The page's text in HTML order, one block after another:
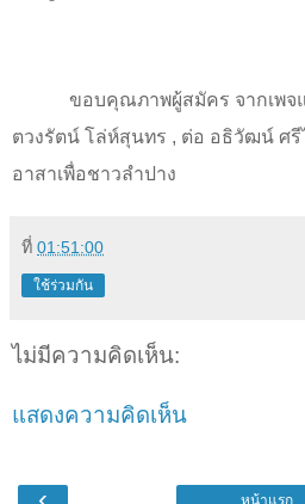
ขอบคุณภาพผู้สมัคร จากเพจ
ตวงรัตน์ โล่ห์สุนทร , ต่อ อธิวัฒน์ ศ
อาสาเพื่อชาวลำปาง
ที่ 01:51:00
ใช้ร่วมกัน
ไม่มีความคิดเห็น:
แสดงความคิดเห็น